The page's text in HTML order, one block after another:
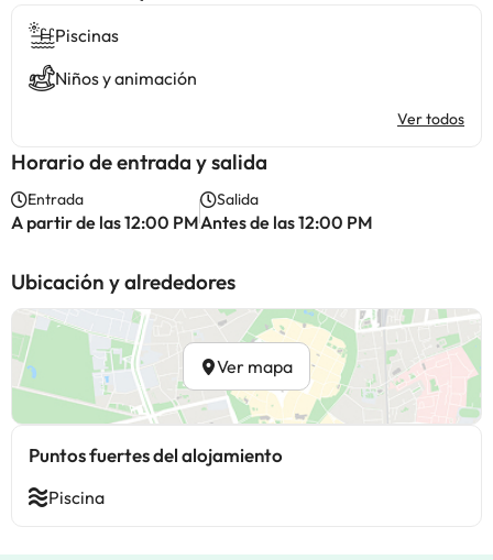
Piscinas
Niños y animación
Ver todos
Horario de entrada y salida
Entrada
A partir de las 12:00 PM
Salida
Antes de las 12:00 PM
Ubicación y alrededores
Ver mapa
Puntos fuertes del alojamiento
Piscina